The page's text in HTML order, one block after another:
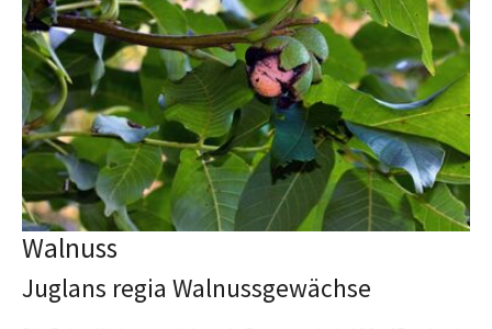
Walnuss
Juglans regia Walnussgewächse